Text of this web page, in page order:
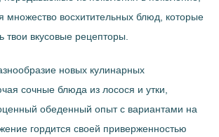
множество восхитительных блюд, которые
вкусовые рецепторы.
новых кулинарных
сочные блюда из лосося и утки,
обеденный опыт с вариантами на
гордится своей приверженностью